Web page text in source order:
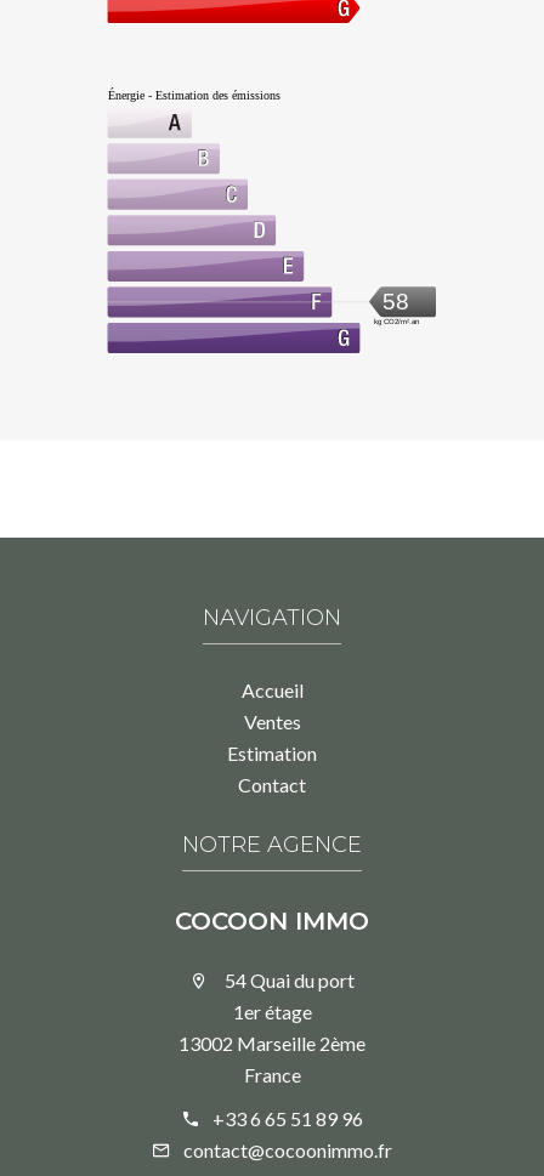
Énergie - Estimation des émissions
58
kg CO2/m².an
NAVIGATION
Accueil
Ventes
Estimation
Contact
NOTRE AGENCE
COCOON IMMO
54 Quai du port
1er étage
13002 Marseille 2ème
France
+33 6 65 51 89 96
contact@cocoonimmo.fr